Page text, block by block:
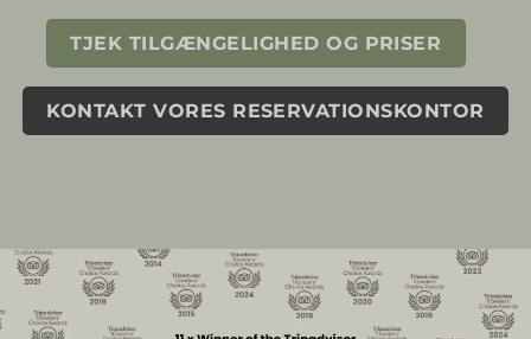
TJEK TILGÆNGELIGHED OG PRISER
KONTAKT VORES RESERVATIONSKONTOR